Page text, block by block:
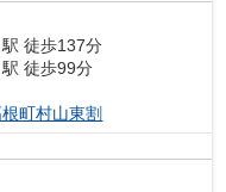
駅 徒歩137分
駅 徒歩99分
町村山東割